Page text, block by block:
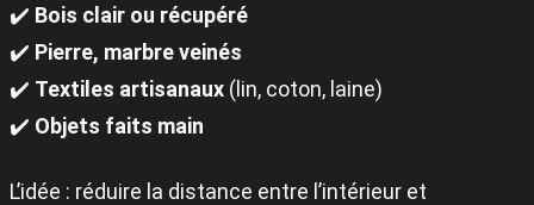
✔️ Bois clair ou récupéré
✔️ Pierre, marbre veinés
✔️ Textiles artisanaux (lin, coton, laine)
✔️ Objets faits main
L’idée : réduire la distance entre l’intérieur et